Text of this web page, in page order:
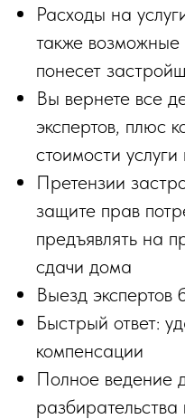
Расходы на
также
понесет
Вы вернете все
экспертов, плюс
стоимости
Претензии
защите прав
предъявлять на
сдачи дома
Выезд экспертов
Быстрый ответ:
компенсации
Полное ведение